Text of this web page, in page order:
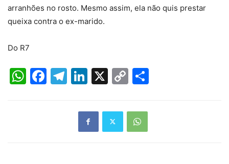
arranhões no rosto. Mesmo assim, ela não quis prestar
queixa contra o ex-marido.
Do R7
WhatsApp
Facebook
Telegram
LinkedIn
X
Copy